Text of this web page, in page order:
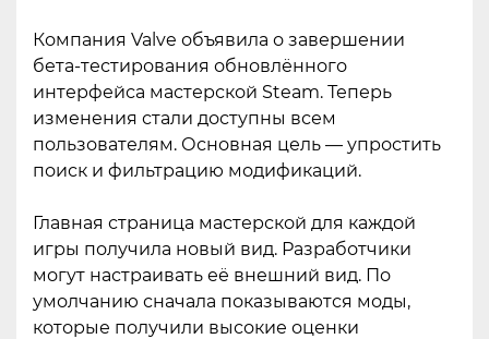
Компания Valve объявила о завершении
бета-тестирования обновлённого
интерфейса мастерской Steam. Теперь
изменения стали доступны всем
пользователям. Основная цель — упростить
поиск и фильтрацию модификаций.
Главная страница мастерской для каждой
игры получила новый вид. Разработчики
могут настраивать её внешний вид. По
умолчанию сначала показываются моды,
которые получили высокие оценки